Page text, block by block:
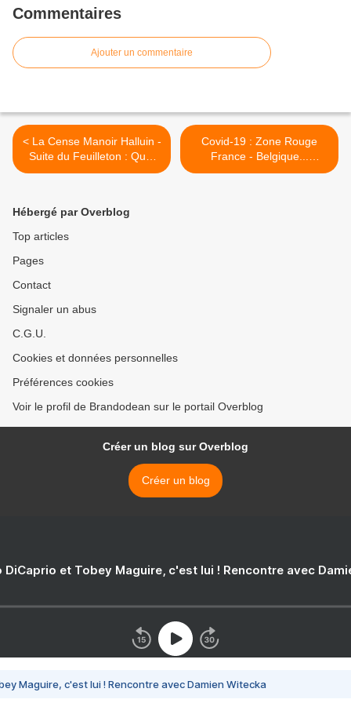
Commentaires
Ajouter un commentaire
< La Cense Manoir Halluin -
Suite du Feuilleton : Quel
Avenir ? (Septembre 2020).
Covid-19 : Zone Rouge
France - Belgique...
Situation des Frontaliers
Hébergé par Overblog
Top articles
Pages
Contact
Signaler un abus
C.G.U.
Cookies et données personnelles
Préférences cookies
Voir le profil de Brandodean sur le portail Overblog
Créer un blog sur Overblog
Créer un blog
DiCaprio et Tobey Maguire, c'est lui ! Rencontre avec
Maguire, c'est lui ! Rencontre avec Damien Witecka